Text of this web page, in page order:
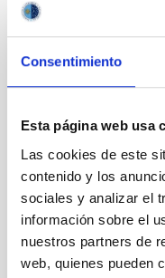
Consentimiento
Esta página web usa
Las cookies de este
contenido y los
sociales y analizar el
información sobre el
nuestros partners de
web, quienes pueden
GESTIÓN DE
PROMOTION
NO
PS-2025-
ANEXO III